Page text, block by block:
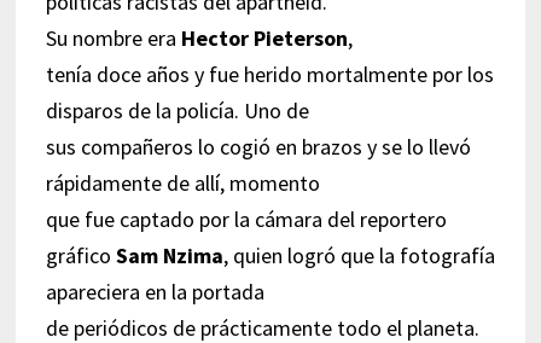
Su nombre era Hector Pieterson,
tenía doce años y fue herido mortalmente por los
disparos de la policía. Uno de
sus compañeros lo cogió en brazos y se lo llevó
rápidamente de allí, momento
que fue captado por la cámara del reportero
gráfico Sam Nzima, quien logró que la fotografía
apareciera en la portada
de periódicos de prácticamente todo el planeta.